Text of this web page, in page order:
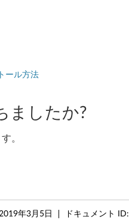
ール方法
ましたか?
。
2019年3月5日 ドキュメント ID: